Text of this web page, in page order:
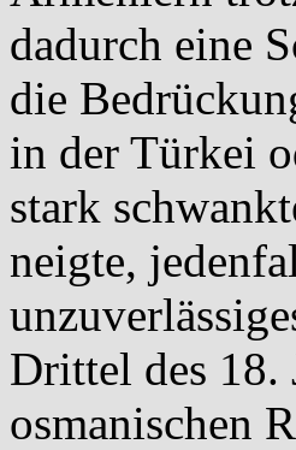
dadurch eine
die
in der Türkei
stark
neigte,
Drittel des 18.
osmanischen